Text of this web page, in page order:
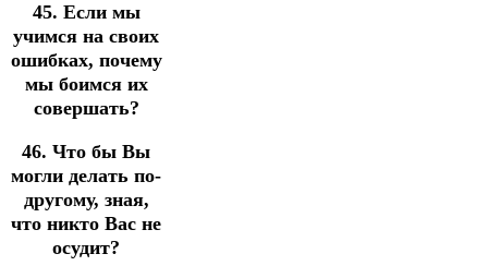
45. Если мы
учимся на своих
ошибках, почему
мы боимся их
совершать?
46. Что бы Вы
могли делать по-
другому, зная,
что никто Вас не
осудит?